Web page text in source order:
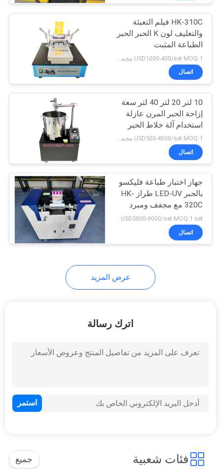
مقياس الجهد
السطحي للسوائل
9
مجفف التجميد
الفراغية المختبر
28
آلة نظام قياس الفيديو
اختبار الأقراص اختبار
الدمج
HK-310C فيلم التعبئة
والتغليف لون K الحبر الحبر
الطباعة المثبت
اتصال
10 لتر 20 لتر 40 لتر سعة
إزاحة الحبر المرن عازلة
استخدام آلة خلاط الحبر
USD500-4000/set MOQ:1 مجموعة
اتصال
جهاز اختبار طباعة فليكسو
بالحبر LED-UV طراز HK-
320C مع مجفف ومبرد
مدمجين
USD5000-9000/set MOQ:1 set
اتصال
عرض المزيد
اترك رسالة
فئات شعبية جميع